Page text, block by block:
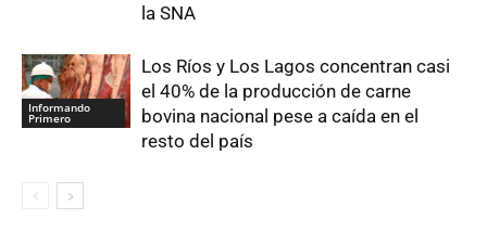
la SNA
Informando
Primero
Los Ríos y Los Lagos concentran casi
el 40% de la producción de carne
bovina nacional pese a caída en el
resto del país